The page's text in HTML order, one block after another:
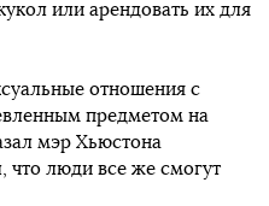
или арендовать их для
отношения с
предметом на
мэр Хьюстона
что люди все же смогут